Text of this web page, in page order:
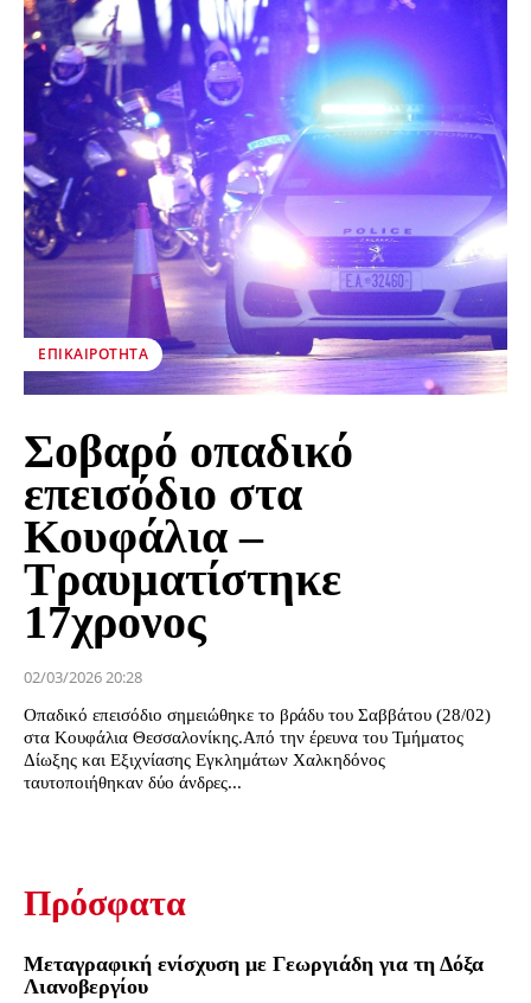
ΕΠΙΚΑΙΡΌΤΗΤΑ
Σοβαρό οπαδικό
επεισόδιο στα
Κουφάλια –
Τραυματίστηκε
17χρονος
02/03/2026 20:28
Οπαδικό επεισόδιο σημειώθηκε το βράδυ του Σαββάτου (28/02)
στα Κουφάλια Θεσσαλονίκης.Από την έρευνα του Τμήματος
Δίωξης και Εξιχνίασης Εγκλημάτων Χαλκηδόνος
ταυτοποιήθηκαν δύο άνδρες...
Πρόσφατα
Μεταγραφική ενίσχυση με Γεωργιάδη για τη Δόξα
Λιανοβεργίου